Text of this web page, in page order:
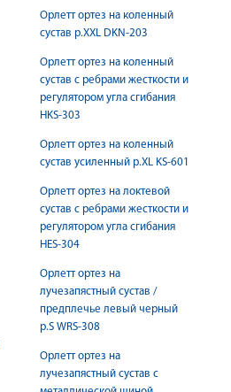
Орлетт ортез на коленный
сустав р.XXL DKN-203
Орлетт ортез на коленный
сустав с ребрами жесткости и
регулятором угла сгибания
HKS-303
Орлетт ортез на коленный
сустав усиленный р.XL KS-601
Орлетт ортез на локтевой
сустав с ребрами жесткости и
регулятором угла сгибания
HES-304
Орлетт ортез на
лучезапястный сустав /
предплечье левый черный
р.S WRS-308
Орлетт ортез на
лучезапястный сустав с